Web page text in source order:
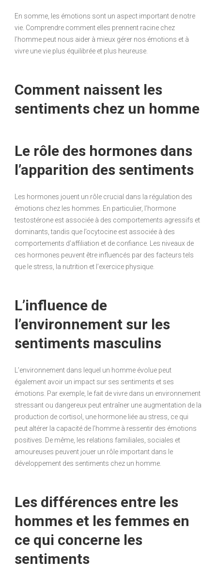
En somme, les émotions sont un aspect important de notre
vie. Comprendre comment elles prennent racine chez
l’homme peut nous aider à mieux gérer nos émotions et à
vivre une vie plus équilibrée et plus heureuse.
Comment naissent les
sentiments chez un homme
Le rôle des hormones dans
l’apparition des sentiments
Les hormones jouent un rôle crucial dans la régulation des
émotions chez les hommes. En particulier, l’hormone
testostérone est associée à des comportements agressifs et
dominants, tandis que l’ocytocine est associée à des
comportements d’affiliation et de confiance. Les niveaux de
ces hormones peuvent être influencés par des facteurs tels
que le stress, la nutrition et l’exercice physique.
L’influence de
l’environnement sur les
sentiments masculins
L’environnement dans lequel un homme évolue peut
également avoir un impact sur ses sentiments et ses
émotions. Par exemple, le fait de vivre dans un environnement
stressant ou dangereux peut entraîner une augmentation de la
production de cortisol, une hormone liée au stress, ce qui
peut altérer la capacité de l’homme à ressentir des émotions
positives. De même, les relations familiales, sociales et
amoureuses peuvent jouer un rôle important dans le
développement des sentiments chez un homme.
Les différences entre les
hommes et les femmes en
ce qui concerne les
sentiments